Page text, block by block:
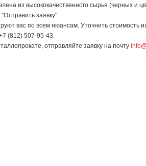
из высококачественного сырья (черных
заявку".
вас по всем нюансам. Уточнить
(812) 507-95-43.
отправляйте заявку на почту